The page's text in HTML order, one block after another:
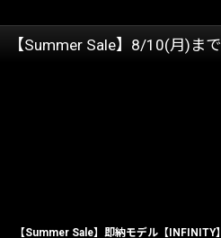
【Summer Sale】8/10(月)まで
【Summer Sale】即納モデル【INFINITY】